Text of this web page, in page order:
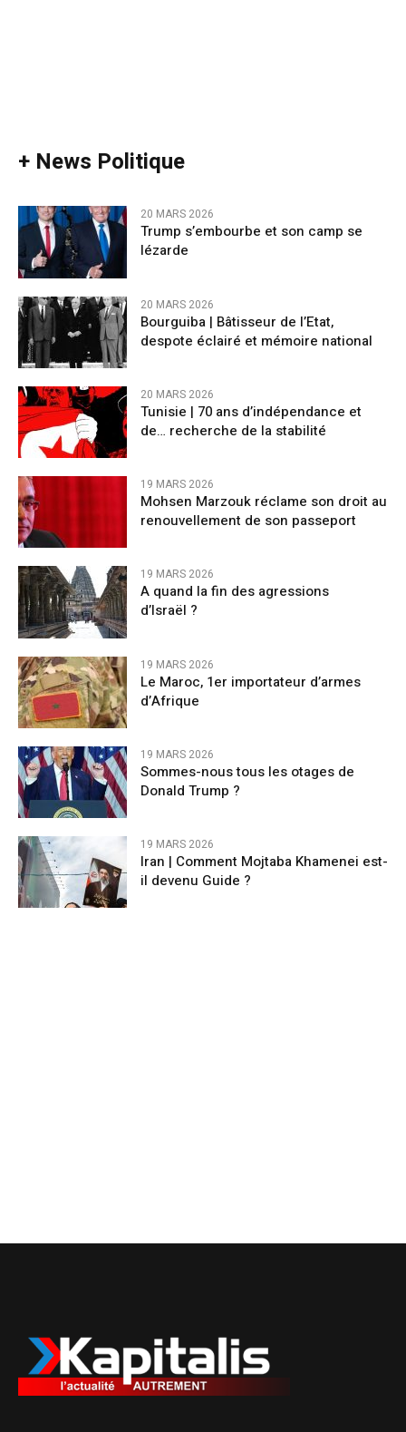
+ News Politique
20 MARS 2026
Trump s’embourbe et son camp se
lézarde
20 MARS 2026
Bourguiba | Bâtisseur de l’Etat,
despote éclairé et mémoire national
20 MARS 2026
Tunisie | 70 ans d’indépendance et
de… recherche de la stabilité
19 MARS 2026
Mohsen Marzouk réclame son droit au
renouvellement de son passeport
19 MARS 2026
A quand la fin des agressions
d’Israël ?
19 MARS 2026
Le Maroc, 1er importateur d’armes
d’Afrique
19 MARS 2026
Sommes-nous tous les otages de
Donald Trump ?
19 MARS 2026
Iran | Comment Mojtaba Khamenei est-
il devenu Guide ?